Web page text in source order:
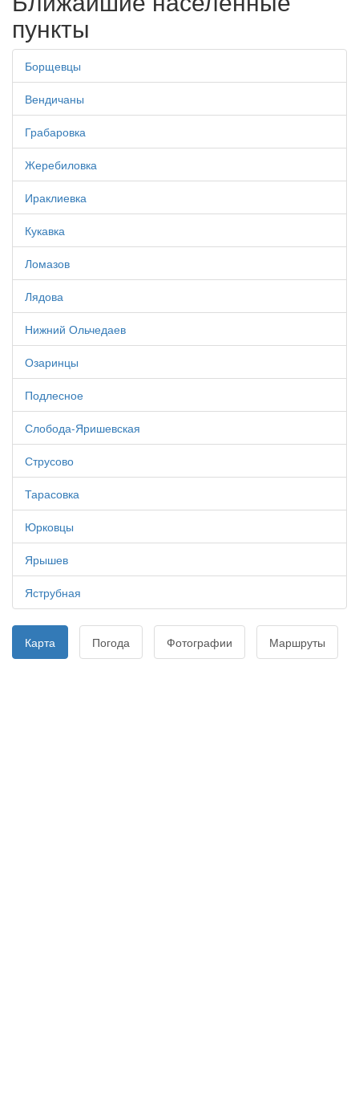
пункты
Борщевцы
Вендичаны
Грабаровка
Жеребиловка
Ираклиевка
Кукавка
Ломазов
Лядова
Нижний Ольчедаев
Озаринцы
Подлесное
Слобода-Яришевская
Струсово
Тарасовка
Юрковцы
Ярышев
Яструбная
Карта Погода Фотографии Маршруты